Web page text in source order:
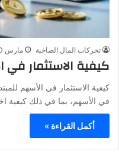
تحركات المال الصاخبة مارس 30, 2026
كيفية الاستثمار في
كيفية الاستثمار في الأسهم
في الأسهم، بما في ذلك كيفية
أكمل القراءة »